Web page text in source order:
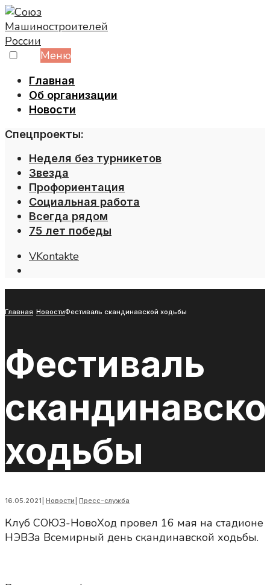
Skip
to
content
Меню
Главная
Об организации
Новости
Спецпроекты:
Неделя без турникетов
Звезда
Профориентация
Социальная работа
Всегда рядом
75 лет победы
VKontakte
Главная НовостиФестиваль скандинавской ходьбы
Фестиваль
ходьбы
16.05.2021 Новости Пресс-служба
Клуб СОЮЗ-НовоХод провел 16 мая на стадионе
НЭВЗа Всемирный день скандинавской ходьбы.